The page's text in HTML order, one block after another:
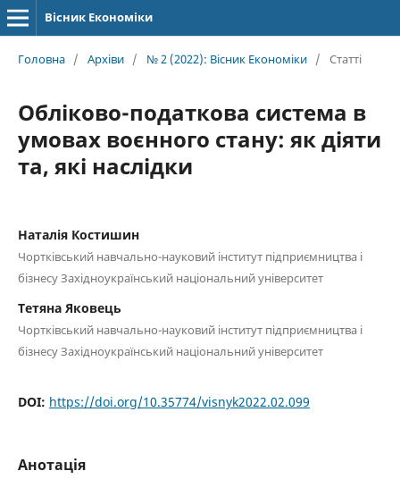
Вісник Економіки
Головна / Архіви / № 2 (2022): Вісник Економіки / Статті
Обліково-податкова система в
умовах воєнного стану: як діяти
та, які наслідки
Наталія Костишин
Чортківський навчально-науковий інститут підприємництва і
бізнесу Західноукраїнський національний університет
Тетяна Яковець
Чортківський навчально-науковий інститут підприємництва і
бізнесу Західноукраїнський національний університет
DOI: https://doi.org/10.35774/visnyk2022.02.099
Анотація